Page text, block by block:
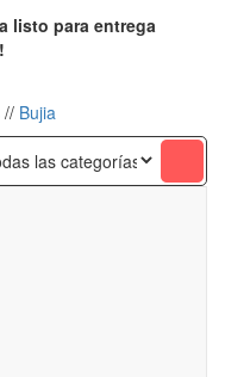
listo para entrega
// Bujia